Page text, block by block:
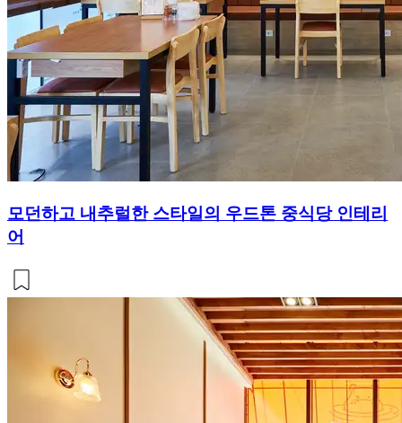
모던하고 내추럴한 스타일의 우드톤 중식당 인테리
어